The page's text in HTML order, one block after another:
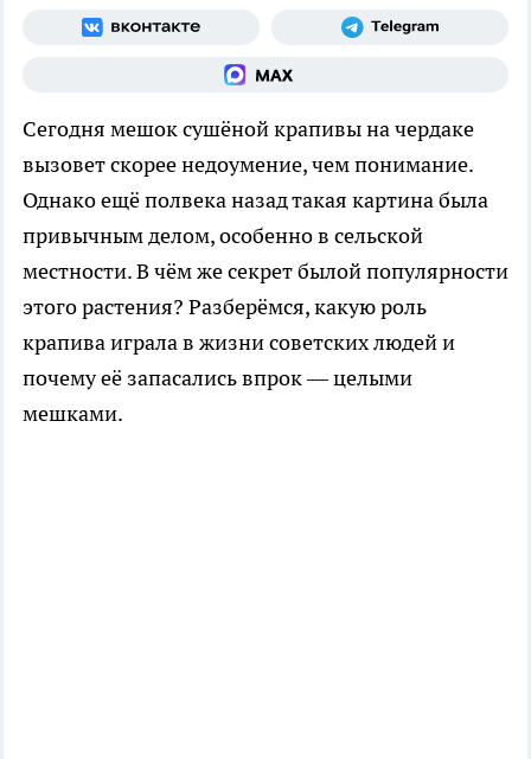
Сегодня мешок сушёной крапивы на чердаке
вызовет скорее недоумение, чем понимание.
Однако ещё полвека назад такая картина была
привычным делом, особенно в сельской
местности. В чём же секрет былой популярности
этого растения? Разберёмся, какую роль
крапива играла в жизни советских людей и
почему её запасались впрок — целыми
мешками.